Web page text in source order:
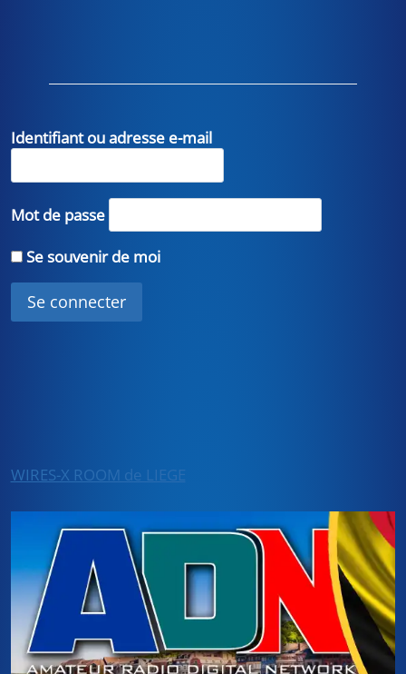
Identifiant ou adresse e-mail
Mot de passe
Se souvenir de moi
WIRES-X ROOM de LIEGE